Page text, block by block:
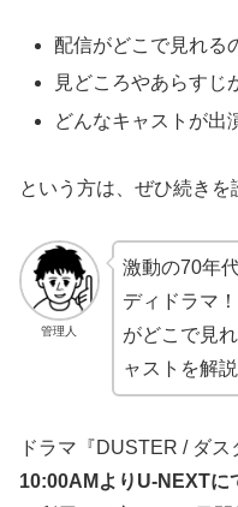
配信がどこで見れる
見どころやあらすじ
どんなキャストが出
という方は、ぜひ続きを
管理人
激動の70年
ディドラマ
がどこで見
ャストを解説
ドラマ『DUSTER / ダス
10:00AMよりU-NEXTに